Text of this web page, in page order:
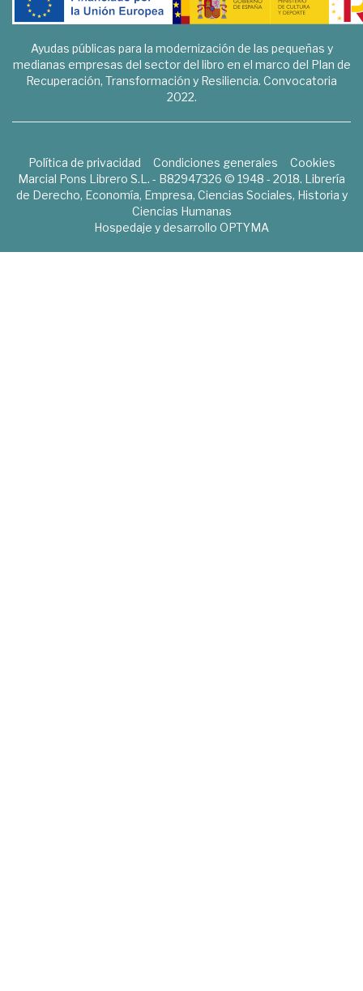
Ayudas públicas para la modernización de las pequeñas y
medianas empresas del sector del libro en el marco del Plan de
Recuperación, Transformación y Resiliencia. Convocatoria
2022.
Política de privacidad Condiciones generales
Cookies
Marcial Pons Librero S.L. - B82947326 © 1948 - 2018. Librería
de Derecho, Economía, Empresa, Ciencias Sociales, Historia y
Ciencias Humanas
Hospedaje y desarrollo OPTYMA